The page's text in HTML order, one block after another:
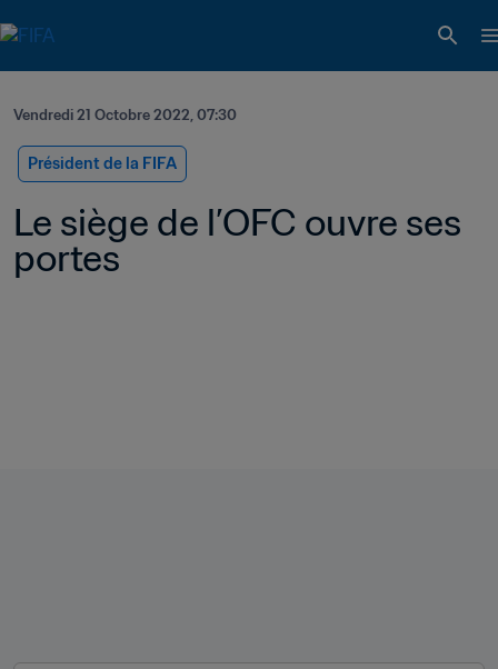
Vendredi 21 Octobre 2022, 07:30
Président de la FIFA
Le siège de l’OFC ouvre ses
portes